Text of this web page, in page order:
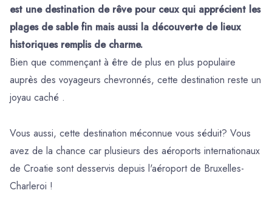
est une destination de rêve pour ceux qui apprécient les
plages de sable fin mais aussi la découverte de lieux
historiques remplis de charme.
Bien que commençant à être de plus en plus populaire
auprès des voyageurs chevronnés, cette destination reste un
joyau caché .
Vous aussi, cette destination méconnue vous séduit? Vous
avez de la chance car plusieurs des aéroports internationaux
de Croatie sont desservis depuis l'aéroport de Bruxelles-
Charleroi !